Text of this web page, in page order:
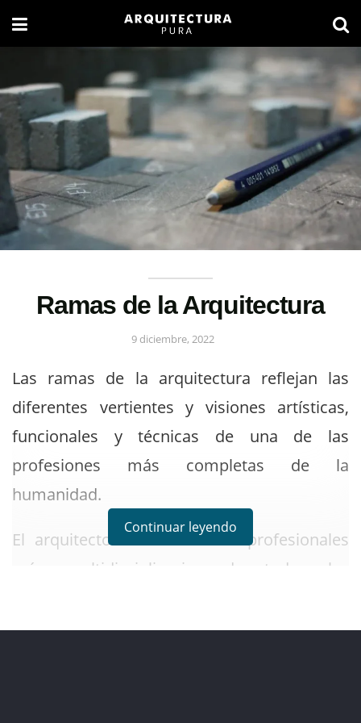
Ramas de la Arquitectura
9 diciembre, 2022
Las ramas de la arquitectura reflejan las
diferentes vertientes y visiones artísticas,
funcionales y técnicas de una de las
profesiones más completas de la
humanidad.
El arquitecto es uno de los profesionales
más multidisciplinarios de todas las
colaboración con diferentes profesiones.
Continuar leyendo